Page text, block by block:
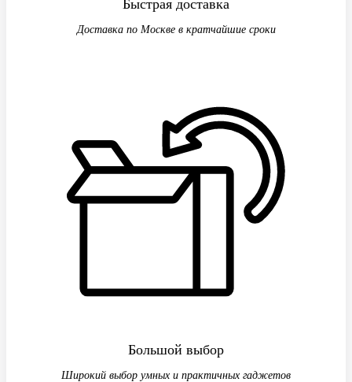
Быстрая доставка
Доставка по Москве в кратчайшие сроки
Большой выбор
Широкий выбор умных и практичных гаджетов